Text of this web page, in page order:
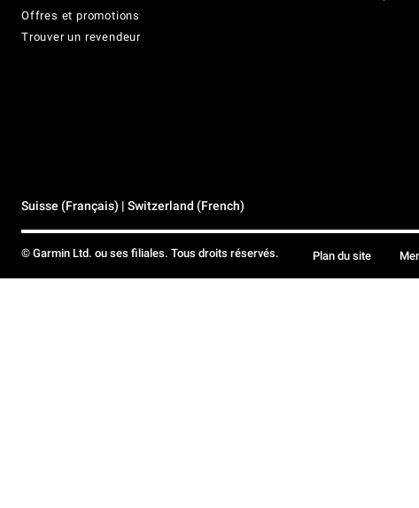
Offres et promotions
Trouver un revendeur
Suisse (Français) | Switzerland (French)
© Garmin Ltd. ou ses filiales. Tous droits réservés. Plan du site